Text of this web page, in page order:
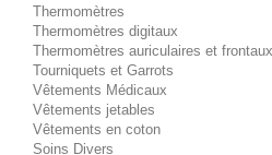
Thermomètres
Thermomètres digitaux
Thermomètres auriculaires et frontaux
Tourniquets et Garrots
Vêtements Médicaux
Vêtements jetables
Vêtements en coton
Soins Divers